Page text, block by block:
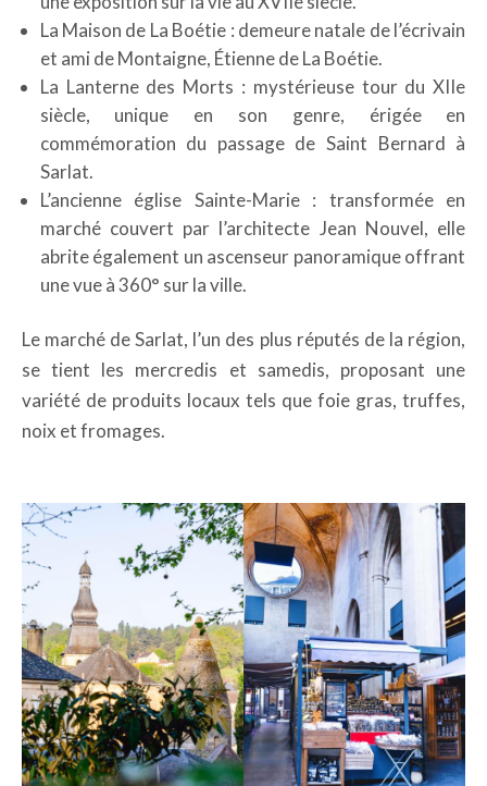
La Maison de La Boétie : demeure natale de l’écrivain
et ami de Montaigne, Étienne de La Boétie.
La Lanterne des Morts : mystérieuse tour du XIIe
siècle, unique en son genre, érigée en
commémoration du passage de Saint Bernard à
Sarlat.
L’ancienne église Sainte-Marie : transformée en
marché couvert par l’architecte Jean Nouvel, elle
abrite également un ascenseur panoramique offrant
une vue à 360° sur la ville.
Le marché de Sarlat, l’un des plus réputés de la région,
se tient les mercredis et samedis, proposant une
variété de produits locaux tels que foie gras, truffes,
noix et fromages.